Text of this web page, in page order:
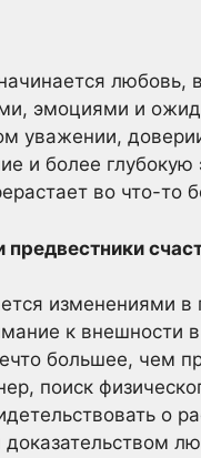
любовь,
эмоциями и
уважении,
и более
во что-то
изменениями в
к внешности
большее, чем
поиск
о